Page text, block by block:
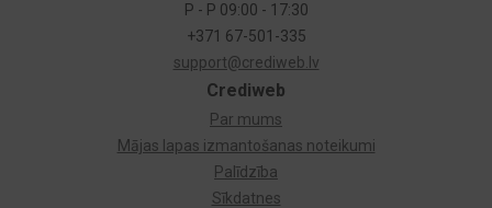
Crediweb
Par mums
Mājas lapas izmantošanas noteikumi
Palīdzība
Sīkdatnes
P - P 09:00 - 17:30
+371 67-501-335
support@crediweb.lv